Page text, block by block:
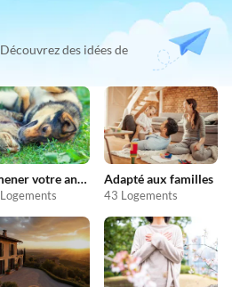
des idées de
Emmener votre animal en vacances Adapté aux familles
43 Logements